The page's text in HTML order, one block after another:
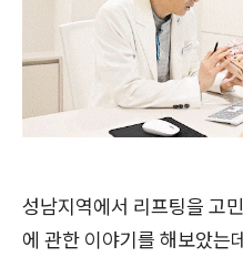
성남지역에서 리프팅을 고
에 관한 이야기를 해보았는